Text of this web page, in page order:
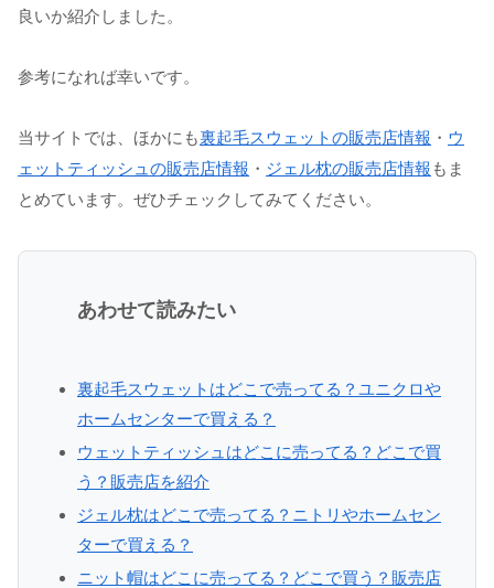
良いか紹介しました。
参考になれば幸いです。
当サイトでは、ほかにも裏起毛スウェットの販売店情報 ・ ウ
ェットティッシュの販売店情報 ・ ジェル枕の販売店情報 もま
とめています。ぜひチェックしてみてください。
あわせて読みたい
裏起毛スウェットはどこで売ってる？ユニクロや
ホームセンターで買える？
ウェットティッシュはどこに売ってる？どこで買
う？販売店を紹介
ジェル枕はどこで売ってる？ニトリやホームセン
ターで買える？
ニット帽はどこに売ってる？どこで買う？販売店